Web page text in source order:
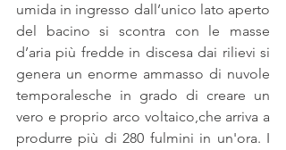
umida in ingresso dall’unico lato aperto
del bacino si scontra con le masse
d’aria più fredde in discesa dai rilievi si
genera un enorme ammasso di nuvole
temporalesche in grado di creare un
vero e proprio arco voltaico,che arriva a
produrre più di 280 fulmini in un'ora. I